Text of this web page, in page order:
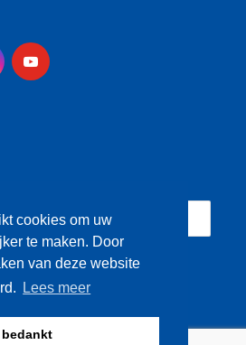
cookies om uw
te maken. Door
van deze website
Lees meer
bedankt